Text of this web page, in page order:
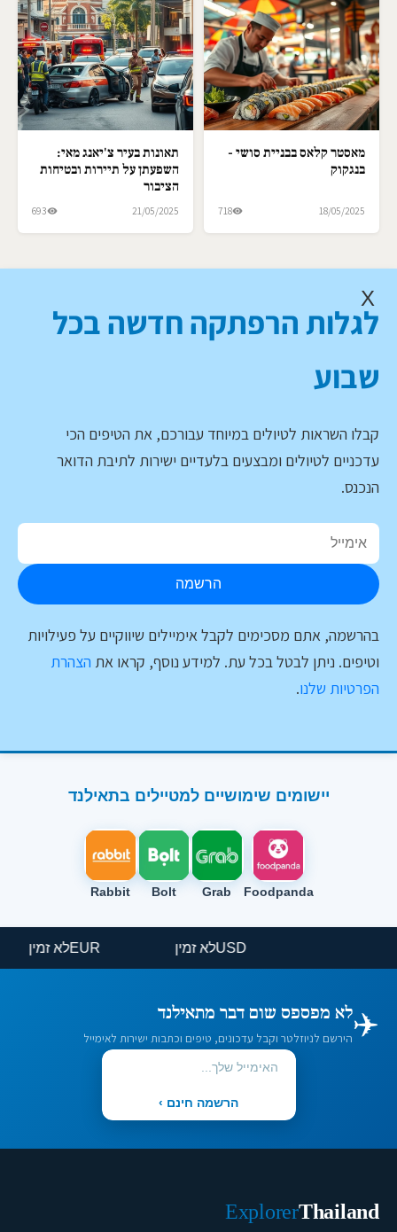
מאסטר קלאס בבניית סושי -
בנגקוק
18/05/2025
718
תאונות בעיר צ'יאנג מאי:
השפעתן על תיירות ובטיחות
הציבור
21/05/2025
693
X
לגלות הרפתקה חדשה בכל
שבוע
קבלו השראות לטיולים במיוחד עבורכם, את הטיפים הכי
עדכניים לטיולים ומבצעים בלעדיים ישירות לתיבת הדואר
הנכנס.
הרשמה
בהרשמה, אתם מסכימים לקבל אימיילים שיווקיים על פעילויות
וטיפים. ניתן לבטל בכל עת. למידע נוסף, קראו את הצהרת
הפרטיות שלנו.
יישומים שימושיים למטיילים בתאילנד
Foodpanda
Grab
Bolt
Rabbit
USDלא זמין EURלא זמין
✈️לא מפספס שום דבר מתאילנד
הירשם לניוזלטר וקבל עדכונים, טיפים וכתבות ישירות לאימייל
הרשמה חינם ›
Thailand
Explorer